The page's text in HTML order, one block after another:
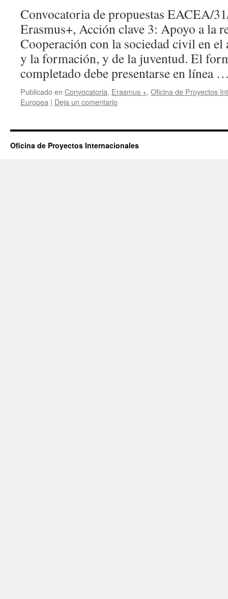
Convocatoria de propuestas EACEA/
Erasmus+, Acción clave 3: Apoyo a la
Cooperación con la sociedad civil en el
y la formación, y de la juventud. El
completado debe presentarse en línea
Publicado en Convocatoria, Erasmus +, Oficina de Proyectos
Europea | Deja un comentario
Oficina de Proyectos Internacionales